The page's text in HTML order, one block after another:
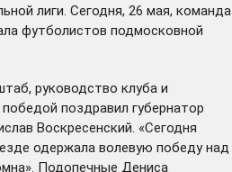
лиги. Сегодня, 26 мая, команда
футболистов подмосковной
руководство клуба и
поздравил губернатор
Воскресенский. «Сегодня
одержала волевую победу над
Подопечные Дениса